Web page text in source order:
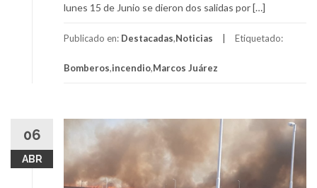
lunes 15 de Junio se dieron dos salidas por […]
Publicado en: Destacadas,Noticias Etiquetado:
Bomberos,incendio,Marcos Juárez
06
ABR